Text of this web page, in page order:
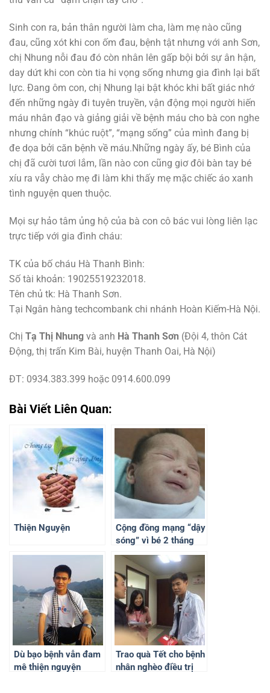
Sinh con ra, bản thân người làm cha, làm mẹ nào cũng
đau, cũng xót khi con ốm đau, bệnh tật nhưng với anh Sơn,
chị Nhung nỗi đau đó còn nhân lên gấp bội bởi sự ân hận,
day dứt khi con còn tia hi vọng sống nhưng gia đình lại bất
lực. Đang ôm con, chị Nhung lại bật khóc khi bất giác nhớ
đến những ngày đi tuyên truyền, vận động mọi người hiến
máu nhân đạo và giảng giải về bệnh máu cho bà con nghe
nhưng chính “khúc ruột”, “mạng sống” của mình đang bị
đe dọa bởi căn bệnh về máu.Những ngày ấy, bé Bình của
chị đã cười tươi lắm, lần nào con cũng giơ đôi bàn tay bé
xíu ra vẫy chào mẹ đi làm khi thấy mẹ mặc chiếc áo xanh
tình nguyện quen thuộc.
Mọi sự hảo tâm ủng hộ của bà con cô bác vui lòng liên lạc
trực tiếp với gia đình cháu:
TK của bố cháu Hà Thanh Bình:
Số tài khoản: 19025519232018.
Tên chủ tk: Hà Thanh Sơn.
Tại Ngân hàng techcombank chi nhánh Hoàn Kiếm-Hà Nội.
Chị Tạ Thị Nhung và anh Hà Thanh Sơn (Đội 4, thôn Cát
Động, thị trấn Kim Bài, huyện Thanh Oai, Hà Nội)
ĐT: 0934.383.399 hoặc 0914.600.099
Bài Viết Liên Quan:
Thiện Nguyện
Cộng đồng mạng “dậy
sóng” vì bé 2 tháng
tuổi 2 lần bị mẹ bỏ rơi
Dù bạo bệnh vẫn đam
mê thiện nguyện
Trao quà Tết cho bệnh
nhân nghèo điều trị